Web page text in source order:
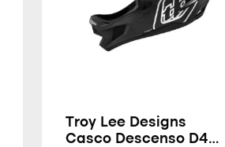
Troy Lee Designs
Casco Descenso D4